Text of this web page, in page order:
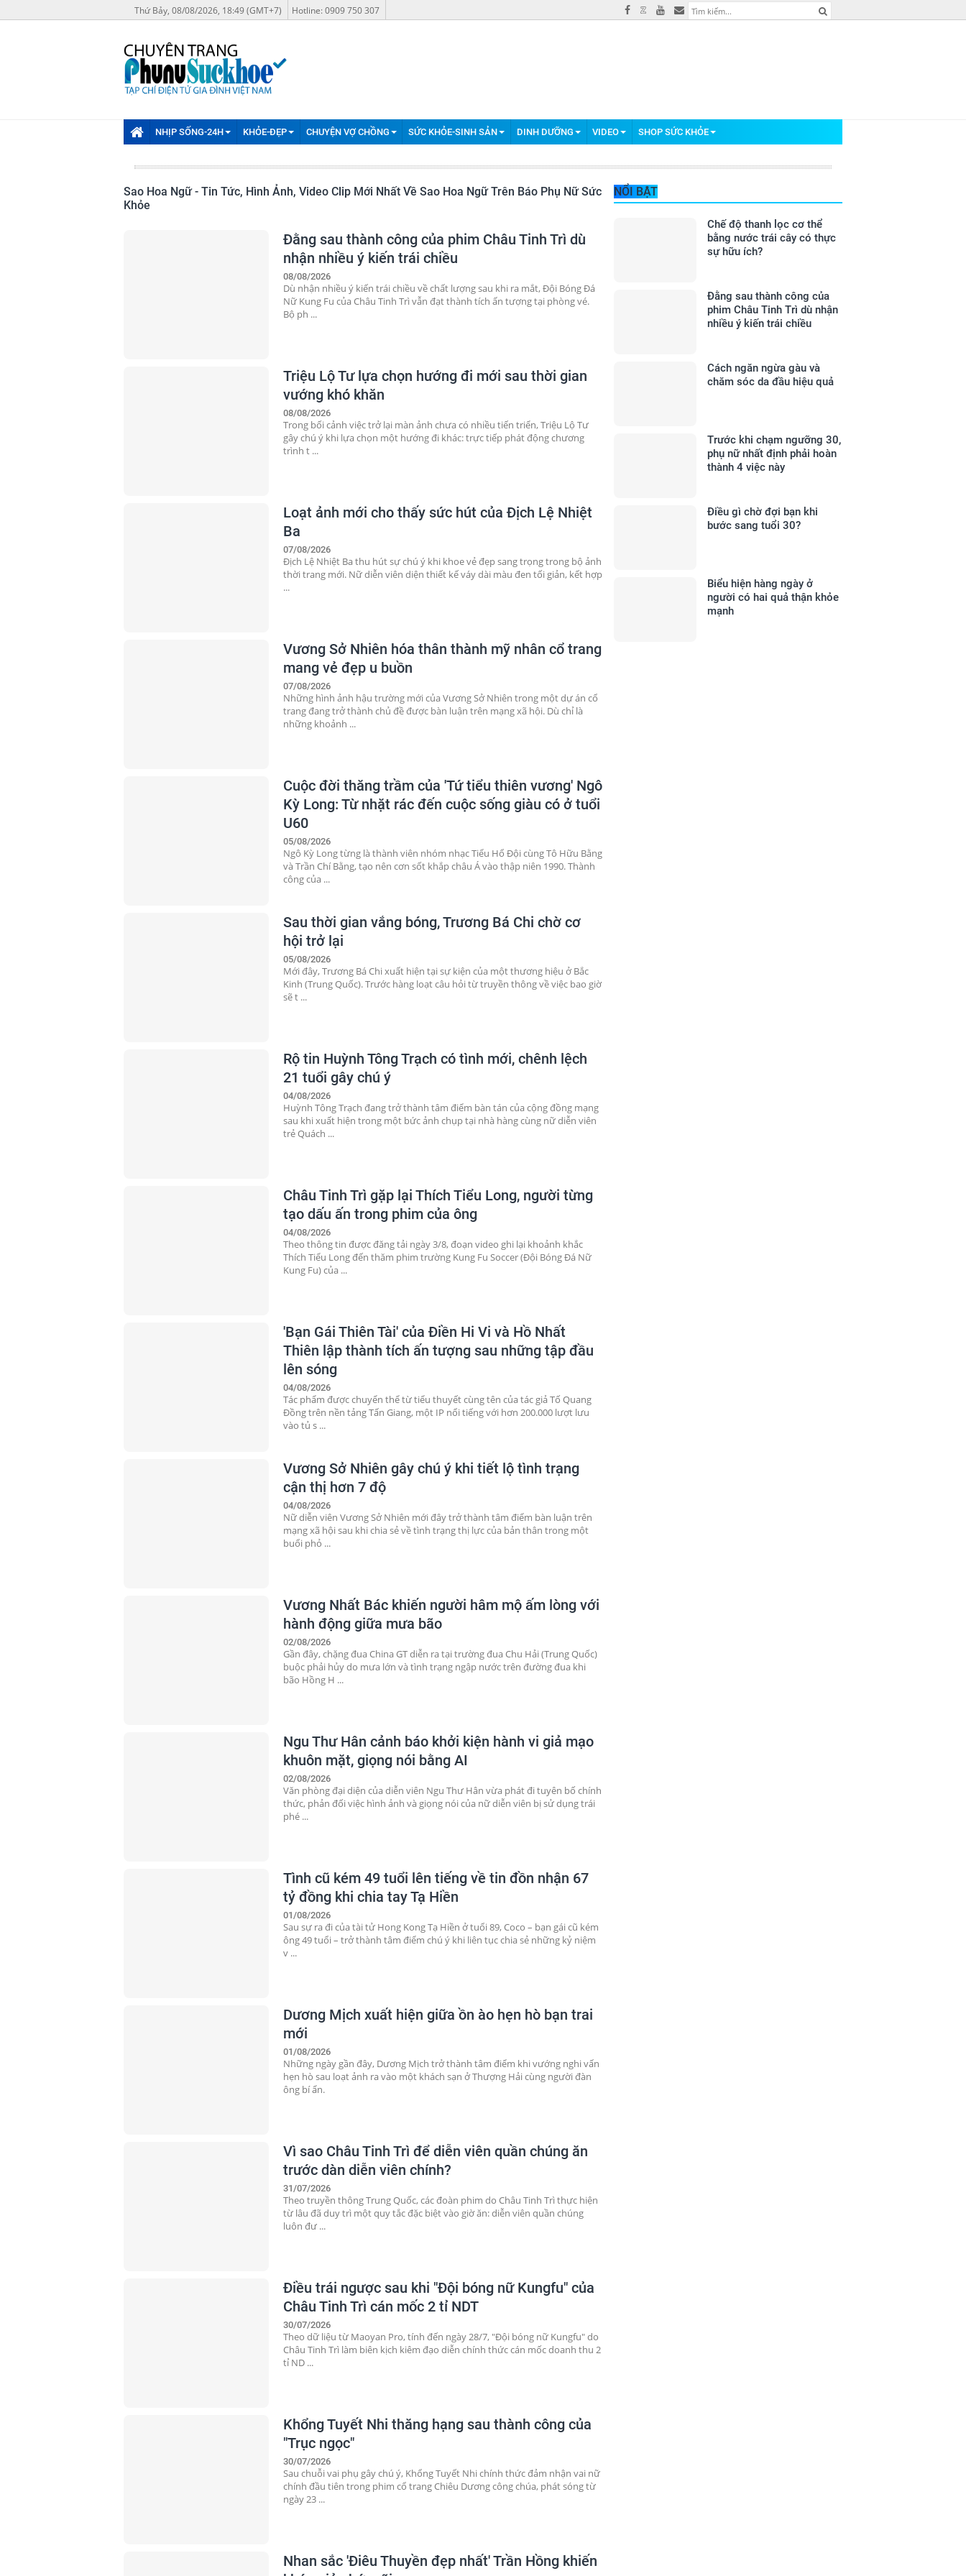
Thứ Bảy, 08/08/2026, 18:49 (GMT+7) Hotline: 0909 750 307
NHỊP SỐNG-24H KHỎE-ĐẸP CHUYỆN VỢ CHỒNG SỨC KHỎE-SINH SẢN DINH DƯỠNG VIDEO SHOP SỨC KHỎE
Sao Hoa Ngữ - Tin Tức, Hình Ảnh, Video Clip Mới Nhất Về Sao Hoa Ngữ Trên Báo Phụ Nữ Sức
Khỏe
Đằng sau thành công của phim Châu Tinh Trì dù
nhận nhiều ý kiến trái chiều
08/08/2026
Dù nhận nhiều ý kiến trái chiều về chất lượng sau khi ra mắt, Đội Bóng Đá
Nữ Kung Fu của Châu Tinh Trì vẫn đạt thành tích ấn tượng tại phòng vé.
Bộ ph ...
Triệu Lộ Tư lựa chọn hướng đi mới sau thời gian
vướng khó khăn
08/08/2026
Trong bối cảnh việc trở lại màn ảnh chưa có nhiều tiến triển, Triệu Lộ Tư
gây chú ý khi lựa chọn một hướng đi khác: trực tiếp phát động chương
trình t ...
Loạt ảnh mới cho thấy sức hút của Địch Lệ Nhiệt
Ba
07/08/2026
Địch Lệ Nhiệt Ba thu hút sự chú ý khi khoe vẻ đẹp sang trọng trong bộ ảnh
thời trang mới. Nữ diễn viên diện thiết kế váy dài màu đen tối giản, kết hợp
...
Vương Sở Nhiên hóa thân thành mỹ nhân cổ trang
mang vẻ đẹp u buồn
07/08/2026
Những hình ảnh hậu trường mới của Vương Sở Nhiên trong một dự án cổ
trang đang trở thành chủ đề được bàn luận trên mạng xã hội. Dù chỉ là
những khoảnh ...
Cuộc đời thăng trầm của 'Tứ tiểu thiên vương' Ngô
Kỳ Long: Từ nhặt rác đến cuộc sống giàu có ở tuổi
U60
05/08/2026
Ngô Kỳ Long từng là thành viên nhóm nhạc Tiểu Hổ Đội cùng Tô Hữu Bằng
và Trần Chí Bằng, tạo nên cơn sốt khắp châu Á vào thập niên 1990. Thành
công của ...
Sau thời gian vắng bóng, Trương Bá Chi chờ cơ
hội trở lại
05/08/2026
Mới đây, Trương Bá Chi xuất hiện tại sự kiện của một thương hiệu ở Bắc
Kinh (Trung Quốc). Trước hàng loạt câu hỏi từ truyền thông về việc bao giờ
sẽ t ...
Rộ tin Huỳnh Tông Trạch có tình mới, chênh lệch
21 tuổi gây chú ý
04/08/2026
Huỳnh Tông Trạch đang trở thành tâm điểm bàn tán của cộng đồng mạng
sau khi xuất hiện trong một bức ảnh chụp tại nhà hàng cùng nữ diễn viên
trẻ Quách ...
Châu Tinh Trì gặp lại Thích Tiểu Long, người từng
tạo dấu ấn trong phim của ông
04/08/2026
Theo thông tin được đăng tải ngày 3/8, đoạn video ghi lại khoảnh khắc
Thích Tiểu Long đến thăm phim trường Kung Fu Soccer (Đội Bóng Đá Nữ
Kung Fu) của ...
'Bạn Gái Thiên Tài' của Điền Hi Vi và Hồ Nhất
Thiên lập thành tích ấn tượng sau những tập đầu
lên sóng
04/08/2026
Tác phẩm được chuyển thể từ tiểu thuyết cùng tên của tác giả Tố Quang
Đồng trên nền tảng Tấn Giang, một IP nổi tiếng với hơn 200.000 lượt lưu
vào tủ s ...
Vương Sở Nhiên gây chú ý khi tiết lộ tình trạng
cận thị hơn 7 độ
04/08/2026
Nữ diễn viên Vương Sở Nhiên mới đây trở thành tâm điểm bàn luận trên
mạng xã hội sau khi chia sẻ về tình trạng thị lực của bản thân trong một
buổi phỏ ...
Vương Nhất Bác khiến người hâm mộ ấm lòng với
hành động giữa mưa bão
02/08/2026
Gần đây, chặng đua China GT diễn ra tại trường đua Chu Hải (Trung Quốc)
buộc phải hủy do mưa lớn và tình trạng ngập nước trên đường đua khi
bão Hồng H ...
Ngu Thư Hân cảnh báo khởi kiện hành vi giả mạo
khuôn mặt, giọng nói bằng AI
02/08/2026
Văn phòng đại diện của diễn viên Ngu Thư Hân vừa phát đi tuyên bố chính
thức, phản đối việc hình ảnh và giọng nói của nữ diễn viên bị sử dụng trái
phé ...
Tình cũ kém 49 tuổi lên tiếng về tin đồn nhận 67
tỷ đồng khi chia tay Tạ Hiền
01/08/2026
Sau sự ra đi của tài tử Hong Kong Tạ Hiền ở tuổi 89, Coco – bạn gái cũ kém
ông 49 tuổi – trở thành tâm điểm chú ý khi liên tục chia sẻ những kỷ niệm
v ...
Dương Mịch xuất hiện giữa ồn ào hẹn hò bạn trai
mới
01/08/2026
Những ngày gần đây, Dương Mịch trở thành tâm điểm khi vướng nghi vấn
hẹn hò sau loạt ảnh ra vào một khách sạn ở Thượng Hải cùng người đàn
ông bí ẩn.
Vì sao Châu Tinh Trì để diễn viên quần chúng ăn
trước dàn diễn viên chính?
31/07/2026
Theo truyền thông Trung Quốc, các đoàn phim do Châu Tinh Trì thực hiện
từ lâu đã duy trì một quy tắc đặc biệt vào giờ ăn: diễn viên quần chúng
luôn đư ...
Điều trái ngược sau khi "Đội bóng nữ Kungfu" của
Châu Tinh Trì cán mốc 2 tỉ NDT
30/07/2026
Theo dữ liệu từ Maoyan Pro, tính đến ngày 28/7, "Đội bóng nữ Kungfu" do
Châu Tinh Trì làm biên kịch kiêm đạo diễn chính thức cán mốc doanh thu 2
tỉ ND ...
Khổng Tuyết Nhi thăng hạng sau thành công của
"Trục ngọc"
30/07/2026
Sau chuỗi vai phụ gây chú ý, Khổng Tuyết Nhi chính thức đảm nhận vai nữ
chính đầu tiên trong phim cổ trang Chiêu Dương công chúa, phát sóng từ
ngày 23 ...
Nhan sắc 'Điêu Thuyền đẹp nhất' Trần Hồng khiến
NỔI BẬT
Chế độ thanh lọc cơ thể
bằng nước trái cây có thực
sự hữu ích?
Đằng sau thành công của
phim Châu Tinh Trì dù nhận
nhiều ý kiến trái chiều
Cách ngăn ngừa gàu và
chăm sóc da đầu hiệu quả
Trước khi chạm ngưỡng 30,
phụ nữ nhất định phải hoàn
thành 4 việc này
Điều gì chờ đợi bạn khi
bước sang tuổi 30?
Biểu hiện hàng ngày ở
người có hai quả thận khỏe
mạnh